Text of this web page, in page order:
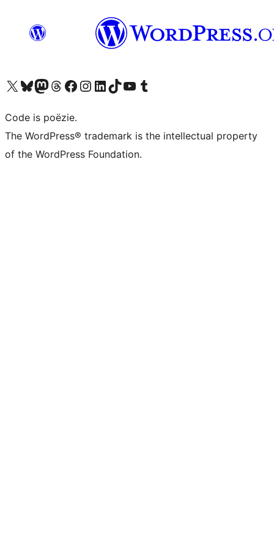
Bezoek ons X (voorheen Twitter) account
Bezoek ons Bluesky account
Bezoek ons Mastodon account
Bezoek ons Threads account
Onze Facebook pagina bezoeken
Bezoek ons Instagram account
Bezoek ons LinkedIn account
Bezoek ons TikTok account
Bezoek ons YouTube kanaalBezoek ons Tumblr account
Code is poëzie.
The WordPress® trademark is the intellectual property
of the WordPress Foundation.